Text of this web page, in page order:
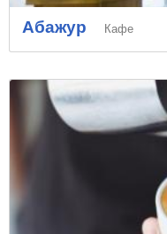
Абажур Кафе